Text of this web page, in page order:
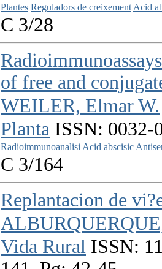
Plantes Reguladors de creixementAcid
C 3/28
of free and
WEILER, Elmar W.
Planta ISSN: 0032-
RadioimmunoanalisiAcid abscisic
C 3/164
Replantacion de
Vida Rural ISSN: